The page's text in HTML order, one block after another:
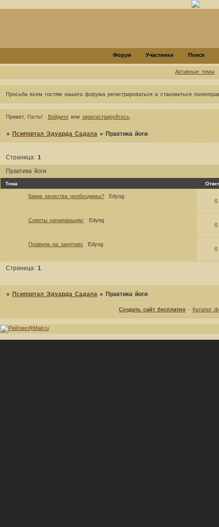
Форум Участники Поиск
Активные темы
Просьба всем гостям нашего форума регистрироваться и становиться
Привет, Гость! Войдитеили зарегистрируйтесь.
»Псипортал Эдуарда Садала »Практика йоги
Практика йоги
Страница:1
Тема
Какие качества необходимы?
Edyog
0
Советы начинающим:
Edyog
0
Правила на занятиях
Edyog
0
Страница:1
»Псипортал Эдуарда Садала »Практика йоги
Создать сайт бесплатно · Каталог